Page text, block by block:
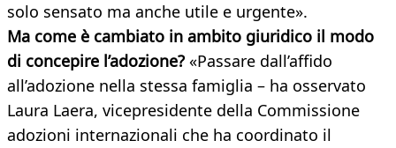
solo sensato ma anche utile e urgente».
Ma come è cambiato in ambito giuridico il modo
di concepire l’adozione? «Passare dall’affido
all’adozione nella stessa famiglia – ha osservato
Laura Laera, vicepresidente della Commissione
adozioni internazionali che ha coordinato il